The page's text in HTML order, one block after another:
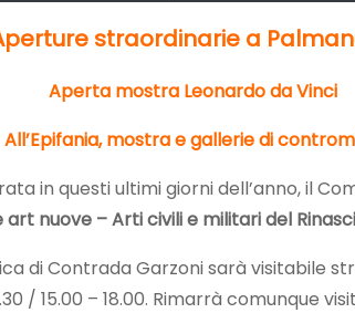
straordinarie a
Aperta mostra Leonardo da Vinci
All’Epifania, mostra e gallerie di
in questi ultimi giorni dell’anno, il
art nuove – Arti civili e militari del
di Contrada Garzoni sarà visitabile
/ 15.00 – 18.00. Rimarrà comunque